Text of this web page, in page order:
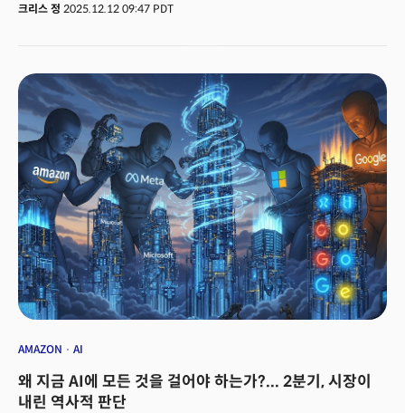
하락했고, 오라클은 6개월 최저치로 급락했다. 시장의 요구에 완벽하게
부합하는 실적에도 주가는 급락했다. 이는 AI 관련 섹터 전반에 상당한
충격파를 보냈다. 무엇이 문제였을까? 이번 실적 발표가 던진 가장 중요한
신호는 AI 투자의 패러다임 전환이다. 2023년부터 2024년까지 시장은 "AI가
모든 것을 바꿀 것"이라는 서사(narrative)만으로 기업 가치를 정당화했다.
엔비디아와 같은 기업들은 기대와 실적이 부합했지만 많은 기업들이 미래
수익에 대한 확신 없이도 밸류에이션이 폭등했다. 하지만 2025년 말, 시장은
질문을 바꾸고 있다. 기업들이 하나같이 말하는 "AI 투자는 정말로 수익으로
전환되는가?"를 묻고 있다. 최근 월스트리트 애널리스트들이 이들의 주가
하락에 대해 입을 모아 지적한 'Show-Me Story'(실행 증명)'는 단순한 표현이
아니다. 시장은 이제 기대에서 실행, 그리고 증명의 스토리를 요구하고 있다.
크리스 정 2025.12.12 09:47 PDT
AMAZON AI
왜 지금 AI에 모든 것을 걸어야 하는가?... 2분기, 시장이
내린 역사적 판단